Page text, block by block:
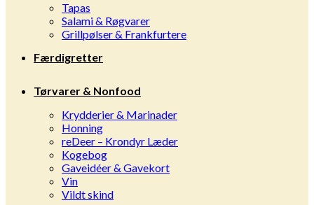
Tapas
Salami & Røgvarer
Grillpølser & Frankfurtere
Færdigretter
Tørvarer & Nonfood
Krydderier & Marinader
Honning
reDeer – Krondyr Læder
Kogebog
Gaveidéer & Gavekort
Vin
Vildt skind